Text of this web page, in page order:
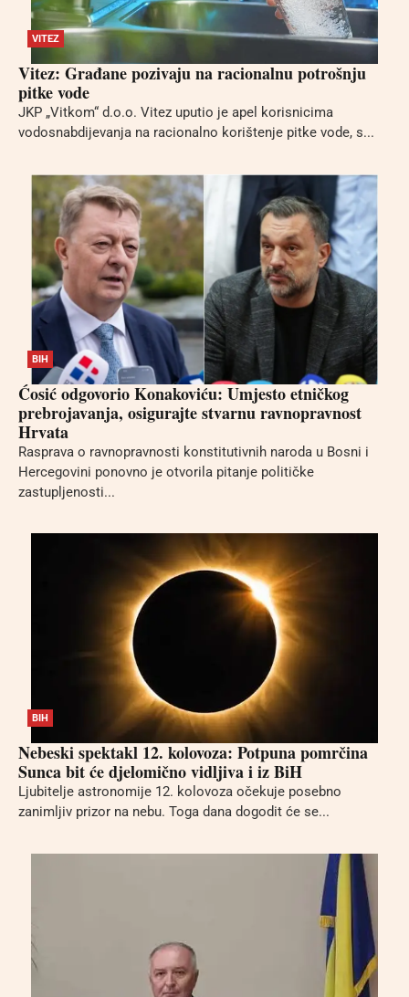
VITEZ
Vitez: Građane pozivaju na racionalnu potrošnju
pitke vode
JKP „Vitkom“ d.o.o. Vitez uputio je apel korisnicima
vodosnabdijevanja na racionalno korištenje pitke vode, s...
BIH
Ćosić odgovorio Konakoviću: Umjesto etničkog
prebrojavanja, osigurajte stvarnu ravnopravnost
Hrvata
Rasprava o ravnopravnosti konstitutivnih naroda u Bosni i
Hercegovini ponovno je otvorila pitanje političke
zastupljenosti...
BIH
Nebeski spektakl 12. kolovoza: Potpuna pomrčina
Sunca bit će djelomično vidljiva i iz BiH
Ljubitelje astronomije 12. kolovoza očekuje posebno
zanimljiv prizor na nebu. Toga dana dogodit će se...